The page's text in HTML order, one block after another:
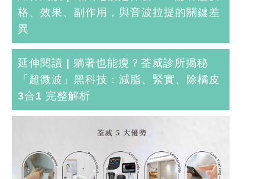
格、效果、副作用，與音波拉提的關鍵差
異
延伸閱讀 | 躺著也能瘦？荃威診所揭秘
「超微波」黑科技：減脂、緊實、除橘皮
3合1 完整解析